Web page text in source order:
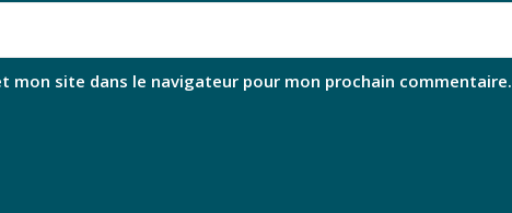
mon site dans le navigateur pour mon prochain commentaire.